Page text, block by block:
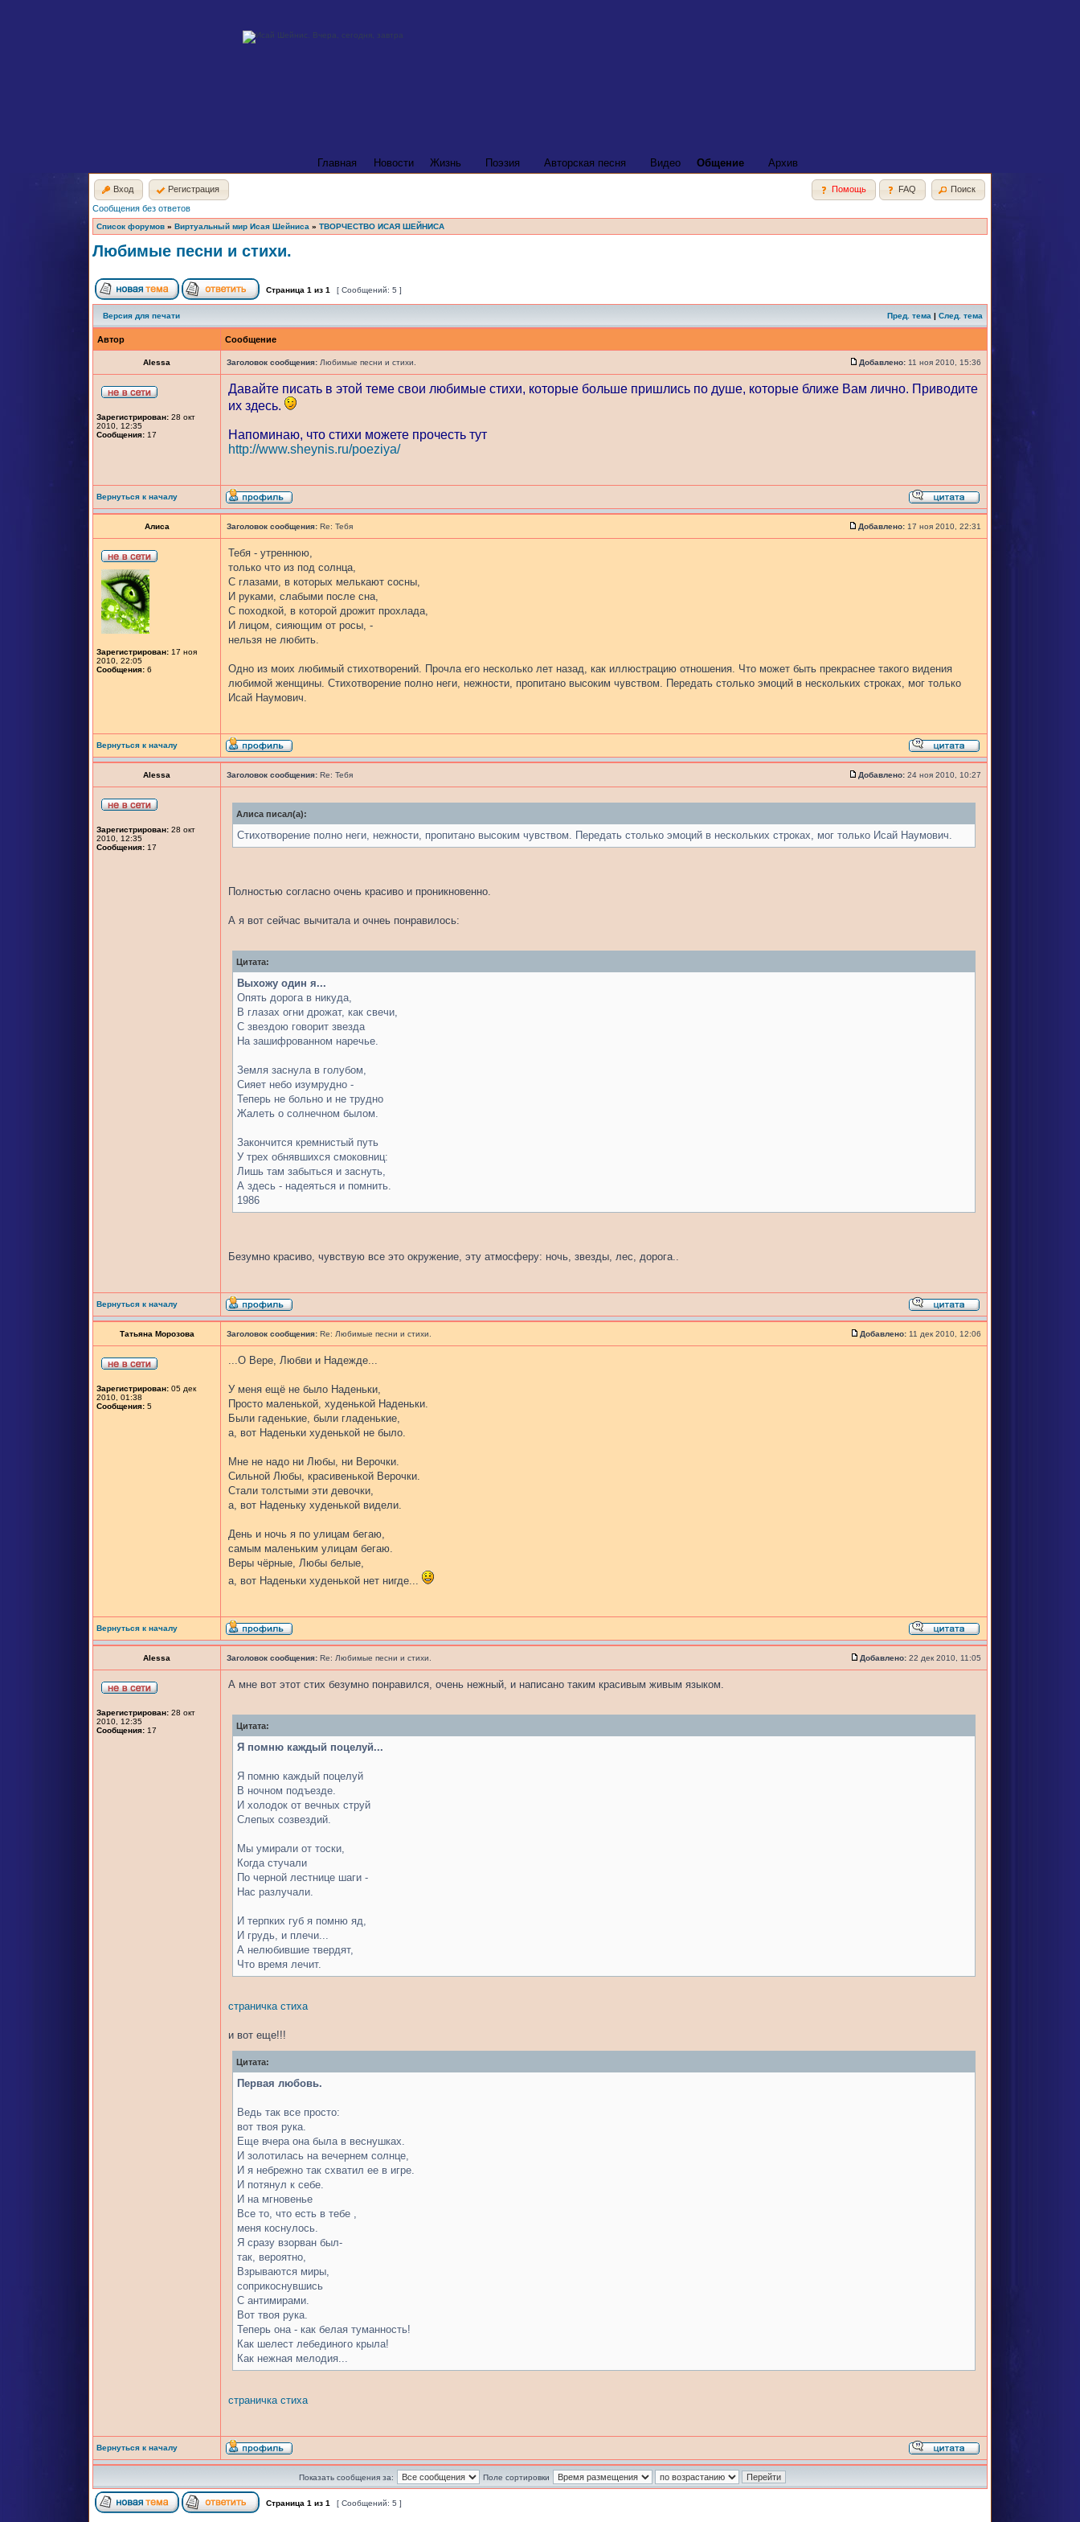
Главная Новости Жизнь Поэзия Авторская песня Видео Общение Архив
Вход Регистрация Помощь FAQ
Поиск
Сообщения без ответов
Список форумов » Виртуальный мир Исая Шейниса » ТВОРЧЕСТВО ИСАЯ ШЕЙНИСА
Любимые песни и стихи.
Страница 1 из 1 [ Сообщений: 5 ]
Версия для печати Пред. тема | След. тема
Автор Сообщение
Alessa Заголовок сообщения: Любимые песни и стихи. Добавлено: 11 ноя 2010, 15:36
Зарегистрирован: 28 окт
2010, 12:35
Сообщения: 17
Давайте писать в этой теме свои любимые стихи, которые больше пришлись по душе, которые ближе Вам лично. Приводите
их здесь.
Напоминаю, что стихи можете прочесть тут
http://www.sheynis.ru/poeziya/
Вернуться к началу
Алиса Заголовок сообщения: Re: Тебя Добавлено: 17 ноя 2010, 22:31
Зарегистрирован: 17 ноя
2010, 22:05
Сообщения: 6
Тебя - утреннюю,
только что из под солнца,
С глазами, в которых мелькают сосны,
И руками, слабыми после сна,
С походкой, в которой дрожит прохлада,
И лицом, сияющим от росы, -
нельзя не любить.
Одно из моих любимый стихотворений. Прочла его несколько лет назад, как иллюстрацию отношения. Что может быть прекраснее такого видения
любимой женщины. Стихотворение полно неги, нежности, пропитано высоким чувством. Передать столько эмоций в нескольких строках, мог только
Исай Наумович.
Вернуться к началу
Alessa Заголовок сообщения: Re: Тебя Добавлено: 24 ноя 2010, 10:27
Зарегистрирован: 28 окт
2010, 12:35
Сообщения: 17
Алиса писал(а):
Стихотворение полно неги, нежности, пропитано высоким чувством. Передать столько эмоций в нескольких строках, мог только Исай Наумович.
Полностью согласно очень красиво и проникновенно.
А я вот сейчас вычитала и очнеь понравилось:
Цитата:
Выхожу один я...
Опять дорога в никуда,
В глазах огни дрожат, как свечи,
С звездою говорит звезда
На зашифрованном наречье.
Земля заснула в голубом,
Сияет небо изумрудно -
Теперь не больно и не трудно
Жалеть о солнечном былом.
Закончится кремнистый путь
У трех обнявшихся смоковниц:
Лишь там забыться и заснуть,
А здесь - надеяться и помнить.
1986
Безумно красиво, чувствую все это окружение, эту атмосферу: ночь, звезды, лес, дорога..
Вернуться к началу
Татьяна Морозова Заголовок сообщения: Re: Любимые песни и стихи. Добавлено: 11 дек 2010, 12:06
Зарегистрирован: 05 дек
2010, 01:38
Сообщения: 5
...О Вере, Любви и Надежде...
У меня ещё не было Наденьки,
Просто маленькой, худенькой Наденьки.
Были гаденькие, были гладенькие,
а, вот Наденьки худенькой не было.
Мне не надо ни Любы, ни Верочки.
Сильной Любы, красивенькой Верочки.
Стали толстыми эти девочки,
а, вот Наденьку худенькой видели.
День и ночь я по улицам бегаю,
самым маленьким улицам бегаю.
Веры чёрные, Любы белые,
а, вот Наденьки худенькой нет нигде...
Вернуться к началу
Alessa Заголовок сообщения: Re: Любимые песни и стихи. Добавлено: 22 дек 2010, 11:05
Зарегистрирован: 28 окт
2010, 12:35
Сообщения: 17
А мне вот этот стих безумно понравился, очень нежный, и написано таким красивым живым языком.
Цитата:
Я помню каждый поцелуй...
Я помню каждый поцелуй
В ночном подъезде.
И холодок от вечных струй
Слепых созвездий.
Мы умирали от тоски,
Когда стучали
По черной лестнице шаги -
Нас разлучали.
И терпких губ я помню яд,
И грудь, и плечи...
А нелюбившие твердят,
Что время лечит.
страничка стиха
и вот еще!!!
Цитата:
Первая любовь.
Ведь так все просто:
вот твоя рука.
Еще вчера она была в веснушках.
И золотилась на вечернем солнце,
И я небрежно так схватил ее в игре.
И потянул к себе.
И на мгновенье
Все то, что есть в тебе ,
меня коснулось.
Я сразу взорван был-
так, вероятно,
Взрываются миры,
соприкоснувшись
С антимирами.
Вот твоя рука.
Теперь она - как белая туманность!
Как шелест лебединого крыла!
Как нежная мелодия...
страничка стиха
Вернуться к началу
Показать сообщения за: Поле сортировки
Страница 1 из 1 [ Сообщений: 5 ]